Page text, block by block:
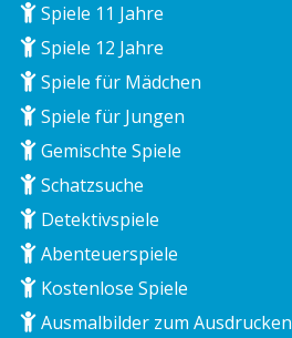
Spiele 11 Jahre
Spiele 12 Jahre
Spiele für Mädchen
Spiele für Jungen
Gemischte Spiele
Schatzsuche
Detektivspiele
Abenteuerspiele
Kostenlose Spiele
Ausmalbilder zum Ausdrucken